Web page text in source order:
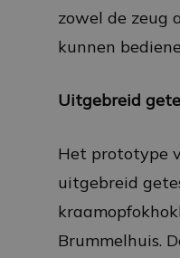
zowel de zeug
kunnen
Uitgebreid
Het prototype
uitgebreid
Brummelhuis.